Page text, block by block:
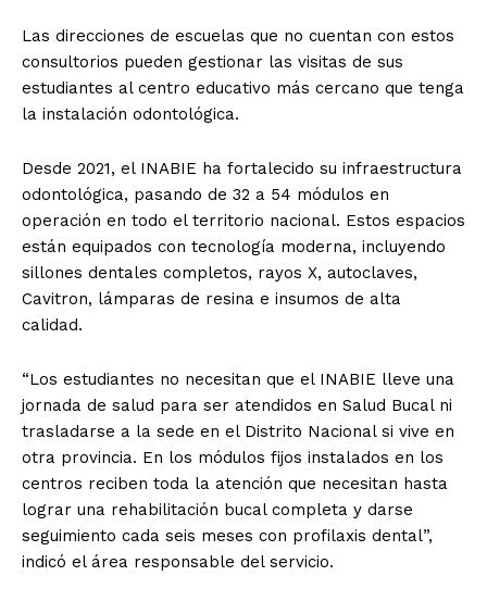
Las direcciones de escuelas que no cuentan con estos
consultorios pueden gestionar las visitas de sus
estudiantes al centro educativo más cercano que tenga
la instalación odontológica.
Desde 2021, el INABIE ha fortalecido su infraestructura
odontológica, pasando de 32 a 54 módulos en
operación en todo el territorio nacional. Estos espacios
están equipados con tecnología moderna, incluyendo
sillones dentales completos, rayos X, autoclaves,
Cavitron, lámparas de resina e insumos de alta
calidad.
“Los estudiantes no necesitan que el INABIE lleve una
jornada de salud para ser atendidos en Salud Bucal ni
trasladarse a la sede en el Distrito Nacional si vive en
otra provincia. En los módulos fijos instalados en los
centros reciben toda la atención que necesitan hasta
lograr una rehabilitación bucal completa y darse
seguimiento cada seis meses con profilaxis dental”,
indicó el área responsable del servicio.